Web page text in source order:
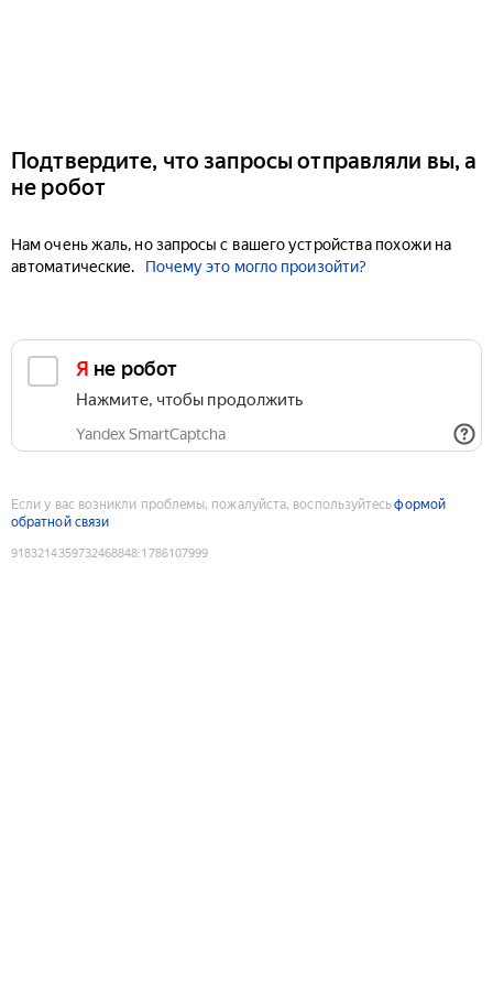
Подтвердите, что запросы отправляли вы, а
не робот
Нам очень жаль, но запросы с вашего устройства похожи на
автоматические.
Почему это могло произойти?
Я не робот
Нажмите, чтобы продолжить
Yandex SmartCaptcha
Если у вас возникли проблемы, пожалуйста, воспользуйтесьформой
обратной связи
9183214359732468848:1786107999